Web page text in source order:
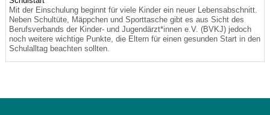
Mit der Einschulung beginnt für viele Kinder ein neuer Lebensabschnitt.
Neben Schultüte, Mäppchen und Sporttasche gibt es aus Sicht des
Berufsverbands der Kinder- und Jugendärzt*innen e.V. (BVKJ) jedoch
noch weitere wichtige Punkte, die Eltern für einen gesunden Start in den
Schulalltag beachten sollten.